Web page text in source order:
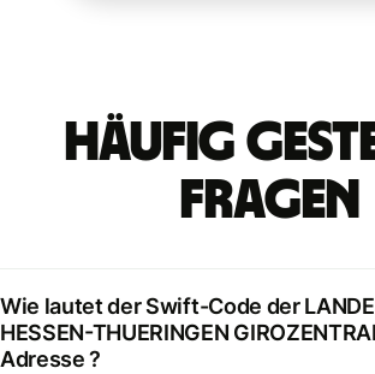
Häufig
Fragen
Wie lautet der Swift-Code der
HESSEN-THUERINGEN
Adresse ?